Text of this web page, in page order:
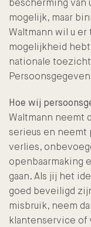
bescherming van
mogelijk, maar
Waltmann wil u
mogelijkheid
nationale
Hoe wij
Waltmann neemt
serieus en neemt
verlies,
openbaarmaking
gaan. Als jij het
goed beveiligd
misbruik, neem
klantenservice of